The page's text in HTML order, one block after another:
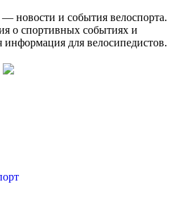
новости и события велоспорта.
о спортивных событиях и
информация для велосипедистов.